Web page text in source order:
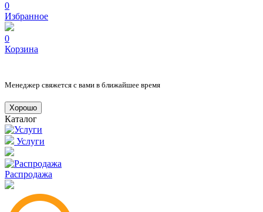
0
Избранное
0
Корзина
Менеджер свяжется с вами в ближайшее время
Хорошо
Каталог
Услуги
Распродажа